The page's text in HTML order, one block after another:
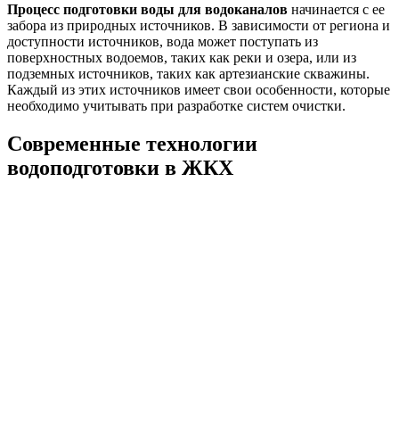
Процесс подготовки воды для водоканалов начинается с ее
забора из природных источников. В зависимости от региона и
доступности источников, вода может поступать из
поверхностных водоемов, таких как реки и озера, или из
подземных источников, таких как артезианские скважины.
Каждый из этих источников имеет свои особенности, которые
необходимо учитывать при разработке систем очистки.
Современные технологии
водоподготовки в ЖКХ